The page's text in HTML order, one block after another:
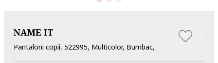
NAME IT
Pantaloni copii, 522995, Multicolor, Bumbac,